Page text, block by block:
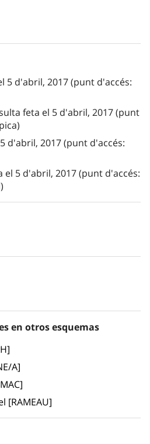
5 d'abril, 2017 (punt d'accés:
feta el 5 d'abril, 2017 (punt
d'abril, 2017 (punt d'accés:
el 5 d'abril, 2017 (punt d'accés:
en otros esquemas
A]
[RAMEAU]